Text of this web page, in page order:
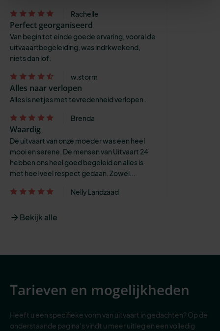
Rachelle
Perfect georganiseerd
Van begin tot einde goede ervaring, vooral de
uitvaaartbegeleiding, was indrkwekend,
niets dan lof.
w.storm
Alles naar verlopen
Alles is netjes met tevredenheid verlopen .
Brenda
Waardig
De uitvaart van onze moeder was een heel
mooi en serene. De mensen van Uitvaart 24
hebben ons heel goed begeleid en alles is
met heel veel respect gedaan. Zowel...
Nelly Landzaad
Bekijk alle
Tarieven en mogelijkheden
Heeft u een specifieke vorm van uitvaart in gedachten? Op de
onderstaande pagina's vindt u meer uitleg en een volledig